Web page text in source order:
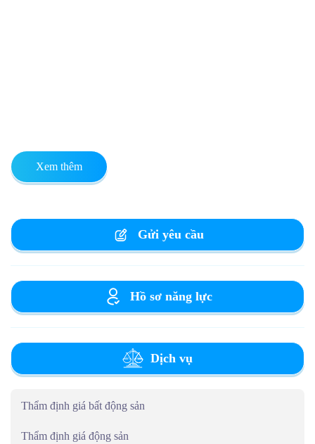
Xem thêm
Gửi yêu cầu
Hồ sơ năng lực
Dịch vụ
Thẩm định giá bất động sản
Thẩm định giá động sản